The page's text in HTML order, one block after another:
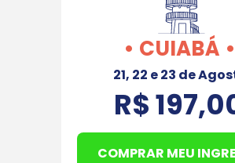
• CUIABÁ •
21, 22 e 23 de
R$
COMPRAR MEU